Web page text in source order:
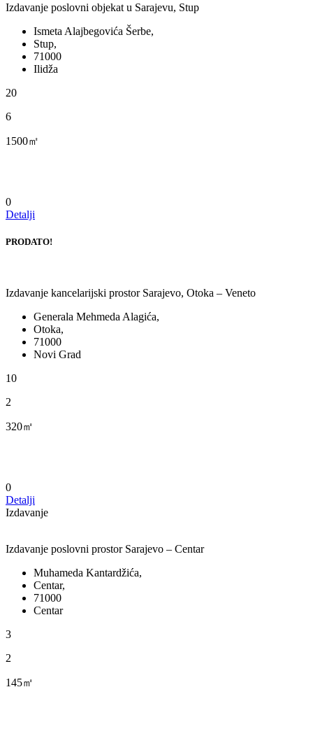
Izdavanje poslovni objekat u Sarajevu, Stup
Ismeta Alajbegovića Šerbe,
Stup,
71000
Ilidža
20
6
1500㎡
0
Detalji
PRODATO!
Izdavanje kancelarijski prostor Sarajevo, Otoka – Veneto
Generala Mehmeda Alagića,
Otoka,
71000
Novi Grad
10
2
320㎡
0
Detalji
Izdavanje
Izdavanje poslovni prostor Sarajevo – Centar
Muhameda Kantardžića,
Centar,
71000
Centar
3
2
145㎡